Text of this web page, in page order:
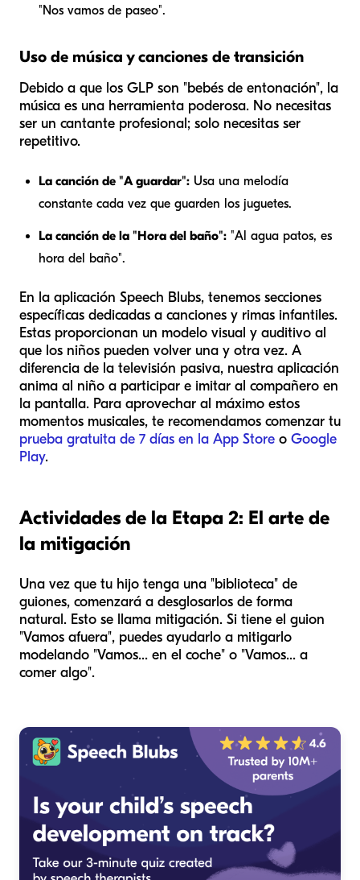
"Nos vamos de paseo".
Uso de música y canciones de transición
Debido a que los GLP son "bebés de entonación", la
música es una herramienta poderosa. No necesitas
ser un cantante profesional; solo necesitas ser
repetitivo.
La canción de "A guardar": Usa una melodía
constante cada vez que guarden los juguetes.
La canción de la "Hora del baño": "Al agua patos, es
hora del baño".
En la aplicación Speech Blubs, tenemos secciones
específicas dedicadas a canciones y rimas infantiles.
Estas proporcionan un modelo visual y auditivo al
que los niños pueden volver una y otra vez. A
diferencia de la televisión pasiva, nuestra aplicación
anima al niño a participar e imitar al compañero en
la pantalla. Para aprovechar al máximo estos
momentos musicales, te recomendamos comenzar tu
prueba gratuita de 7 días en la App Store o Google
Play.
Actividades de la Etapa 2: El arte de
la mitigación
Una vez que tu hijo tenga una "biblioteca" de
guiones, comenzará a desglosarlos de forma
natural. Esto se llama mitigación. Si tiene el guion
"Vamos afuera", puedes ayudarlo a mitigarlo
modelando "Vamos... en el coche" o "Vamos... a
comer algo".